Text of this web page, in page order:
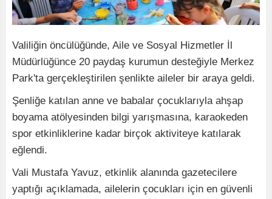
Valiliğin öncülüğünde, Aile ve Sosyal Hizmetler İl
Müdürlüğünce 20 paydaş kurumun desteğiyle Merkez
Park'ta gerçekleştirilen şenlikte aileler bir araya geldi.
Şenliğe katılan anne ve babalar çocuklarıyla ahşap
boyama atölyesinden bilgi yarışmasına, karaokeden
spor etkinliklerine kadar birçok aktiviteye katılarak
eğlendi.
Vali Mustafa Yavuz, etkinlik alanında gazetecilere
yaptığı açıklamada, ailelerin çocukları için en güvenli